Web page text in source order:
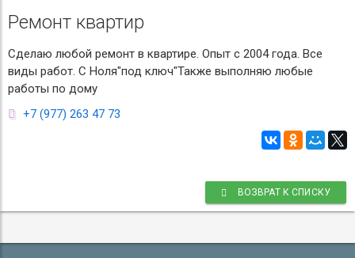
Ремонт квартир
Сделаю любой ремонт в квартире. Опыт с 2004 года. Все
виды работ. С Ноля"под ключ"Также выполняю любые
работы по дому
+7 (977) 263 47 73
ВОЗВРАТ К СПИСКУ